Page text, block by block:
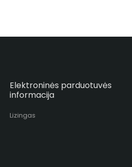
Elektroninės parduotuvės
informacija
Lizingas